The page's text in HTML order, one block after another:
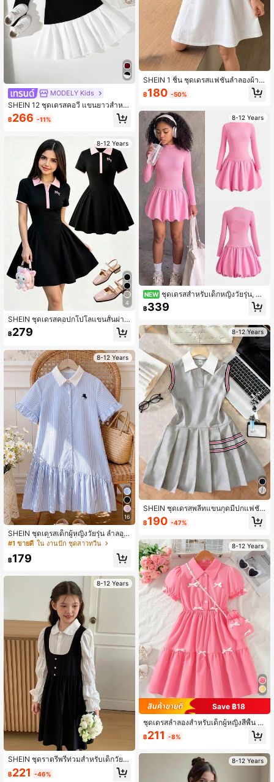
MODELY Kids
SHEIN 12 ชุดเดรสคอวี แขนยาวสำหรั
บสาวรุ่นกลาง พร้อมกระโปรงพลีท
฿266 -11%
8-12 Years
4
SHEIN ชุดเดรสคอปกโปโลแขนสั้นผ่าข้
างทรงเอสำหรับเด็กผู้หญิง, ทันสมัย & ส
วมใส่สบาย, ฤดูใบไม้ผลิ/ฤดูร้อน
฿279
8-12 Years
16
SHEIN ชุดเดรสเด็กผู้หญิงวัยรุ่น ลำลอง
ใส่สบาย คอตั้ง ลายบล็อกสี ผ้าลอน สีพื้น
กลับไปโรงเรียน ชุดเจ้าหญิง กลับไปโรง
เรียน เหมาะสำหรับงานเลี้ยงจบการศึกษ
นตัว สาวหวานเท่
#1 ขายดี ใน งานปัก ชุดสาวทวีน
฿179
8-12 Years
SHEIN ชุดราตรีพรีท่วมสำหรับเด็กวัยรุ่
นสีชมพูเอวรัดแขนกุดประดับมุก ดีไซน์เ
หมาะกับงานแต่งงาน
฿221 -46%
SHEIN 1 ชิ้น ชุดเดรสแฟชั่นลำลองผ้าถั
กสำหรับนักเรียนหญิง คอปกสีขาว แขน
สั้น สาบเสื้อผ่าครึ่ง และกระโปรงทรงเอ
วเข้ารูปพร้อมทรงเอไลน์กว้าง แสดงถึงส
ไตล์ลำลองและสปอร์ต เหมาะสำหรับออ
กไปเที่ยวในชีวิตประจำวัน กิจกรรมกลา
งแจ้ง งานปาร์ตี้ของโรงเรียน และโอกา
สอื่นๆ สามารถสวมใส่ได้ในฤดูใบไม้ผลิ
และฤดูร้อน
฿180 -50%
8-12 Years
NEW ชุดเดรสสำหรับเด็กหญิงวัยรุ่น, ชุด
เดรสลายดอกไม้สไตล์สตรีทฤดูใบไม้ร่ว
ง, แฟชั่นอเนกประสงค์สำหรับใส่ทุกวัน,
฿339
8-12 Years
SHEIN ชุดเดรสพลีทแขนกุดมีปกแฟชั่น
ลำลองสำหรับเด็กผู้หญิง
฿190 -47%
8-12 Years
Save ฿18
ชุดเดรสลำลองสำหรับเด็กผู้หญิงสีพื้น ป
ระดับโบว์ 3 มิติ ดีไซน์กระดุม แขนเจ้าห
ญิง ชายบาน ปกคอปก ความยาวเข่า พ
฿211 -8%
8-12 Years